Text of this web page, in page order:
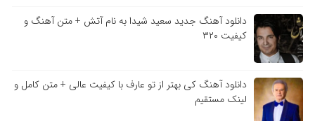
دانلود آهنگ جدید سعید شیدا به نام آتش + متن آهنگ و
کیفیت ۳۲۰
دانلود آهنگ کی بهتر از تو عارف با کیفیت عالی + متن کامل و
لینک مستقیم